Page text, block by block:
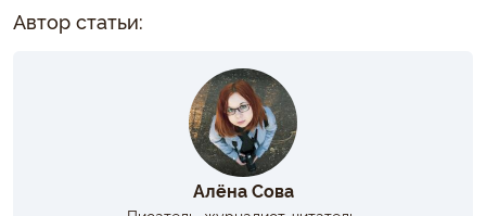
Автор статьи:
Алёна Сова